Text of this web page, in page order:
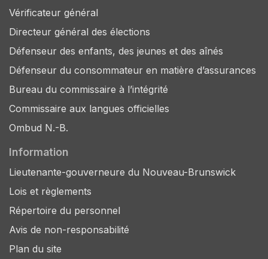
Vérificateur général
Directeur général des élections
Défenseur des enfants, des jeunes et des aînés
Défenseur du consommateur en matière d’assurances
Bureau du commissaire à l’intégrité
Commissaire aux langues officielles
Ombud N.-B.
Information
Lieutenante-gouverneure du Nouveau-Brunswick
Lois et règlements
Répertoire du personnel
Avis de non-responsabilité
Plan du site